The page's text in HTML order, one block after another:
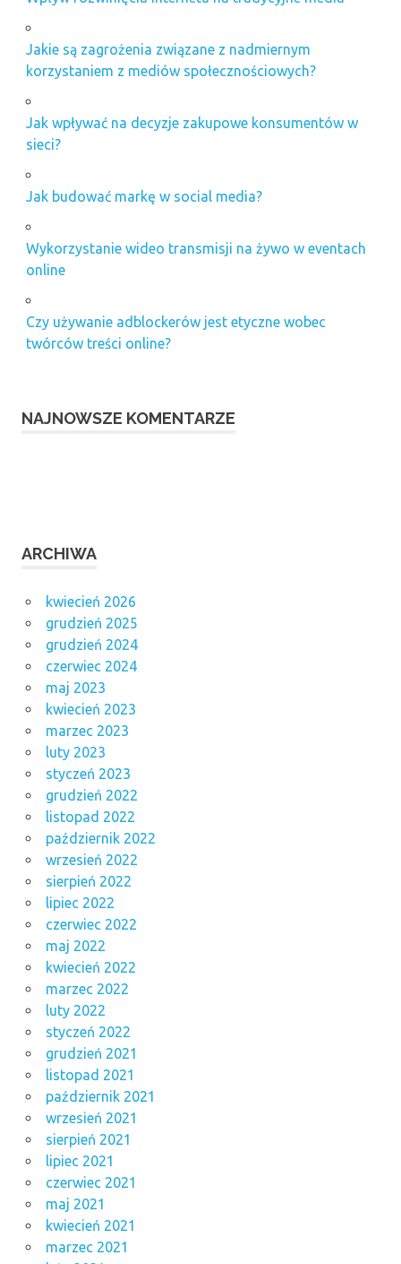
Jakie są zagrożenia związane z nadmiernym
korzystaniem z mediów społecznościowych?
Jak wpływać na decyzje zakupowe konsumentów w
sieci?
Jak budować markę w social media?
Wykorzystanie wideo transmisji na żywo w eventach
online
Czy używanie adblockerów jest etyczne wobec
twórców treści online?
NAJNOWSZE KOMENTARZE
ARCHIWA
kwiecień 2026
grudzień 2025
grudzień 2024
czerwiec 2024
maj 2023
kwiecień 2023
marzec 2023
luty 2023
styczeń 2023
grudzień 2022
listopad 2022
październik 2022
wrzesień 2022
sierpień 2022
lipiec 2022
czerwiec 2022
maj 2022
kwiecień 2022
marzec 2022
luty 2022
styczeń 2022
grudzień 2021
listopad 2021
październik 2021
wrzesień 2021
sierpień 2021
lipiec 2021
czerwiec 2021
maj 2021
kwiecień 2021
marzec 2021